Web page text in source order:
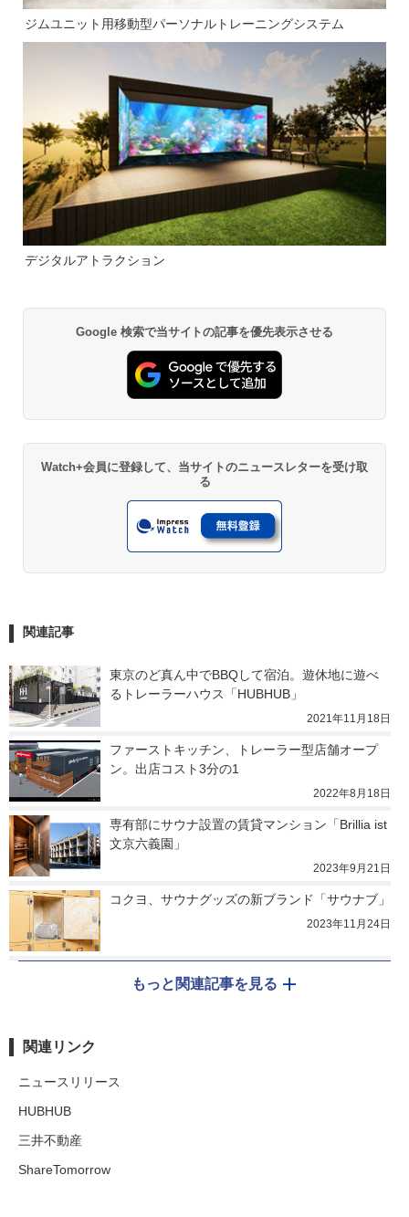
ジムユニット用移動型パーソナルトレーニングシステム
デジタルアトラクション
Google 検索で当サイトの記事を優先表示させる
Watch+会員に登録して、当サイトのニュースレターを受け取
る
関連記事
東京のど真ん中でBBQして宿泊。遊休地に遊べ
るトレーラーハウス「HUBHUB」
2021年11月18日
ファーストキッチン、トレーラー型店舗オープ
ン。出店コスト3分の1
2022年8月18日
専有部にサウナ設置の賃貸マンション「Brillia ist
文京六義園」
2023年9月21日
コクヨ、サウナグッズの新ブランド「サウナブ」
2023年11月24日
もっと関連記事を見る
関連リンク
ニュースリリース
HUBHUB
三井不動産
ShareTomorrow